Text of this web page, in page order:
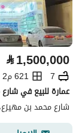
⃁1,500,000
7
621 م2
شارع محمد بن